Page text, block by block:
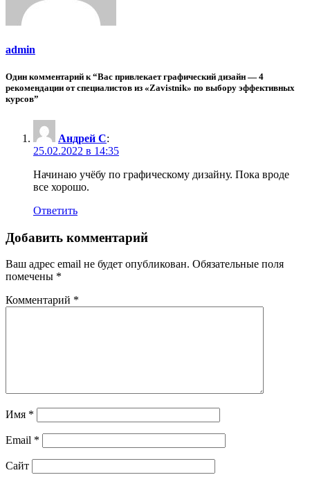
admin
Один комментарий к “Вас привлекает графический дизайн — 4
рекомендации от специалистов из «Zavistnik» по выбору эффективных
курсов”
Андрей С:
25.02.2022 в 14:35
Начинаю учёбу по графическому дизайну. Пока вроде
все хорошо.
Ответить
Добавить комментарий
Ваш адрес email не будет опубликован. Обязательные поля
помечены *
Комментарий *
Имя *
Email *
Сайт